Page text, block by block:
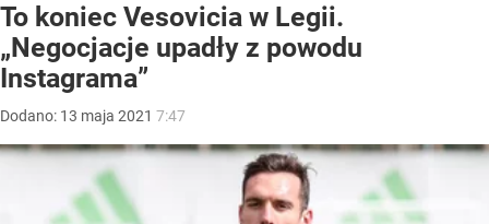
To koniec Vesovicia w Legii.
„Negocjacje upadły z powodu
Instagrama”
Dodano: 13 maja 2021 7:47